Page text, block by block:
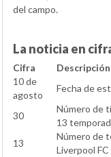
del campo.
La noticia en
Cifra
Descripción
10 de
agosto
Fecha de
30
Número de
13
13
Número de
Liverpool FC